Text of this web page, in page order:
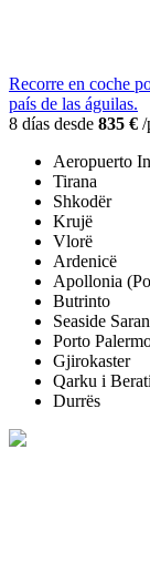
Recorre en coche
país de las águilas.
8 días desde 835 € /
Aeropuerto
Tirana
Shkodër
Krujë
Vlorë
Ardenicë
Apollonia
Butrinto
Seaside
Porto
Gjirokaster
Qarku i
Durrës